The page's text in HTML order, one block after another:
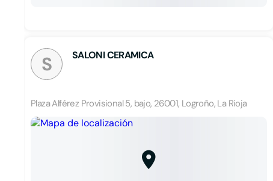
S SALONI CERAMICA
Plaza Alférez Provisional 5, bajo, 26001, Logroño, La Rioja